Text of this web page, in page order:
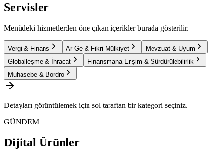
Servisler
Menüdeki hizmetlerden öne çıkan içerikler burada gösterilir.
Vergi & Finans Ar-Ge & Fikri Mülkiyet
Mevzuat & Uyum
Globalleşme & İhracat
Finansmana Erişim & Sürdürülebilirlik
Muhasebe & Bordro
Detayları görüntülemek için sol taraftan bir kategori seçiniz.
GÜNDEM
Dijital Ürünler